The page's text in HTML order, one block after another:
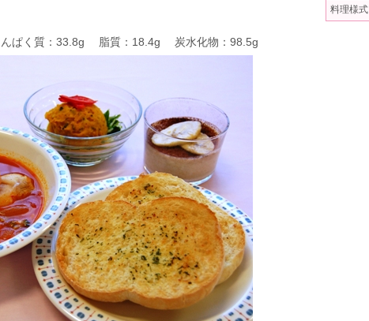
料理様式
ぱく質：33.8g 脂質：18.4g 炭水化物：98.5g